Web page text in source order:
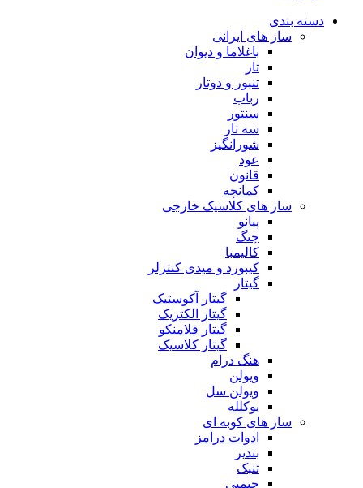
دسته بندی
ساز های ایرانی
باغلاما و دیوان
تار
تنبور و دوتار
رباب
سنتور
سه تار
شورانگیز
عود
قانون
کمانچه
ساز های کلاسیک خارجی
پیانو
چنگ
کالیمبا
کیبورد و میدی کنترلر
گیتار
گیتار آکوستیک
گیتار الکتریک
گیتار فلامنکو
گیتار کلاسیک
هنگ درام
ویولن
ویولن سل
یوکلله
ساز های کوبه ای
ادوات درامز
بندیر
تنبک
جیمبی